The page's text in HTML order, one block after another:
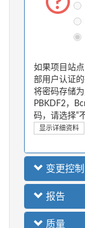
如果项目站
部用户认证
将密码存储
PBKDF2，
码，请选择“
显示详细资料
变更控制
报告
质量